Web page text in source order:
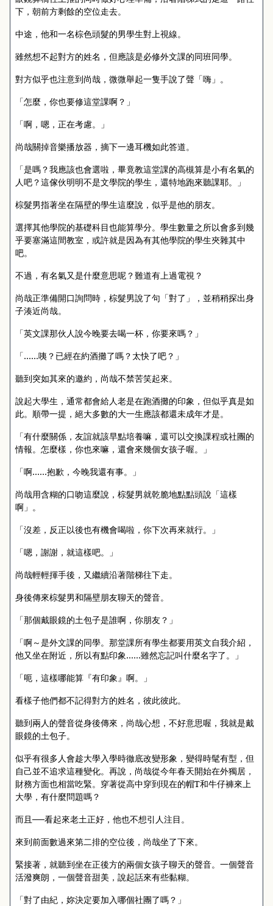
下，朝前方剩餘的空位走去。
中途，他和一名棕色頭髮的男學生對上視線。
雖然想不起對方的姓名，但應該是必修外文課的同班同學。
對方似乎也注意到尚哉，微微舉起一隻手說了聲「嗨」。
「怎麼，你也要修這堂課啊？」
「啊，嗯，正在考慮。」
尚哉關掉音樂播放器，摘下一邊耳機如此答道。
「是嗎？我應該也會選啦，畢竟教這堂課的高槻算是小有名氣的
人吧？這傢伙明明不是文學院的學生，還特地跑來聽課耶。」
棕髮男指著坐在隔壁的學生這麼說，似乎是他的朋友。
選擇其他學院的基礎科目也能算學分。學生數量之所以會多到幾
乎要塞滿這間教室，或許就是因為有其他學院的學生夾雜其中
吧。
不過，有名氣又是什麼意思呢？難道有上過電視？
尚哉正準備開口詢問時，棕髮男說了句「對了」，並稍稍探出身
子湊近尚哉。
「英文課那伙人說今晚要去喝一杯，你要來嗎？」
「……咦？已經在約酒攤了嗎？太快了吧？」
聽到突如其來的邀約，尚哉不禁苦笑起來。
說起大學生，通常都會給人老是在跑酒攤的印象，但似乎真是如
此。順帶一提，絕大多數的大一生應該都還未成年才是。
「有什麼關係，友誼就該早點培養嘛，還可以交換課程或社團的
情報。怎麼樣，你也來嘛，還會來幾個女孩子喔。」
「啊……抱歉，今晚我還有事。」
尚哉用含糊的口吻這麼說，棕髮男就乾脆地點點頭說「這樣
啊」。
「沒差，反正以後也有機會喝啦，你下次再來就行。」
「嗯，謝謝，就這樣吧。」
尚哉輕輕揮手後，又繼續沿著階梯往下走。
身後傳來棕髮男和隔壁朋友聊天的聲音。
「那個戴眼鏡的土包子是誰啊，你朋友？」
「啊～是外文課的同學。那堂課所有學生都要用英文自我介紹，
他又坐在附近，所以有點印象……雖然忘記叫什麼名字了。」
「呃，這樣哪能算『有印象』啊。」
看樣子他們都不記得對方的姓名，彼此彼此。
聽到兩人的聲音從身後傳來，尚哉心想，不好意思喔，我就是戴
眼鏡的土包子。
似乎有很多人會趁大學入學時徹底改變形象，變得時髦有型，但
自己並不追求這種變化。再說，尚哉從今年春天開始在外獨居，
財務方面也相當吃緊。穿著從高中穿到現在的帽T和牛仔褲來上
大學，有什麼問題嗎？
而且──看起來老土正好，他也不想引人注目。
來到前面數過來第二排的空位後，尚哉坐了下來。
緊接著，就聽到坐在正後方的兩個女孩子聊天的聲音。一個聲音
活潑爽朗，一個聲音甜美，說起話來有些黏糊。
「對了由紀，妳決定要加入哪個社團了嗎？」